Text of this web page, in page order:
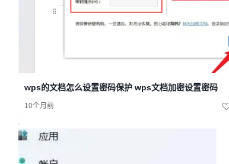
wps的文档怎么设置密码保护 wps文档加密设置密码
10个月前